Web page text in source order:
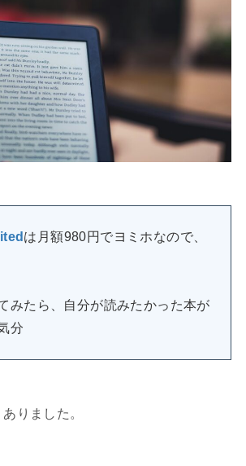
は月額980円でヨミホなので、
みたら、自分が読みたかった本が
分
りました。